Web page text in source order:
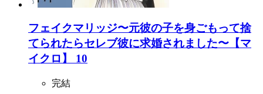
フェイクマリッジ〜元彼の子を身ごもって捨
てられたらセレブ彼に求婚されました〜【マ
イクロ】 10
完結